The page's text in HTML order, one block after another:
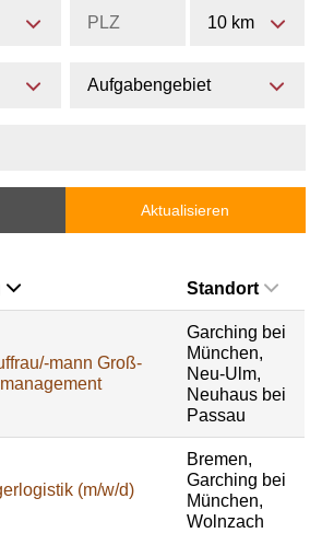
10 km
Aufgabengebiet
Aktualisieren
Standort
mann Groß-
Garching bei
München,
Neu-Ulm,
Neuhaus bei
Passau
(m/w/d)
Bremen,
Garching bei
München,
Wolnzach